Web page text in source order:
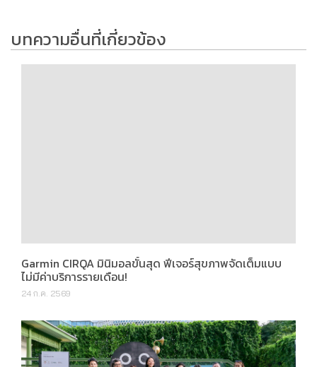
บทความอื่นที่เกี่ยวข้อง
ไม่มีค่าบริการรายเดือน!
24 ก.ค. 2569